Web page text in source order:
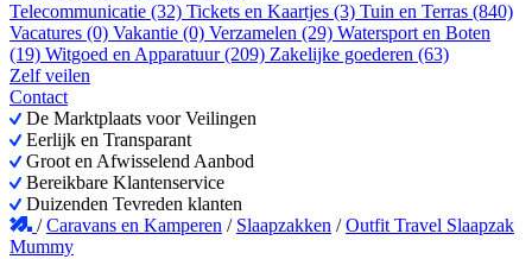
Telecommunicatie (32) Tickets en Kaartjes (3) Tuin en Terras (840)
Vacatures (0) Vakantie (0) Verzamelen (29) Watersport en Boten
(19) Witgoed en Apparatuur (209) Zakelijke goederen (63)
Zelf veilen
Contact
De Marktplaats voor Veilingen
Eerlijk en Transparant
Groot en Afwisselend Aanbod
Bereikbare Klantenservice
Duizenden Tevreden klanten
/Caravans en Kamperen / Slaapzakken /Outfit Travel Slaapzak
Mummy